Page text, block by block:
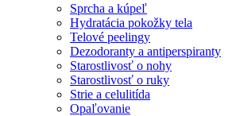
Sprcha a kúpeľ
Hydratácia pokožky tela
Telové peelingy
Dezodoranty a antiperspiranty
Starostlivosť o nohy
Starostlivosť o ruky
Strie a celulitída
Opaľovanie